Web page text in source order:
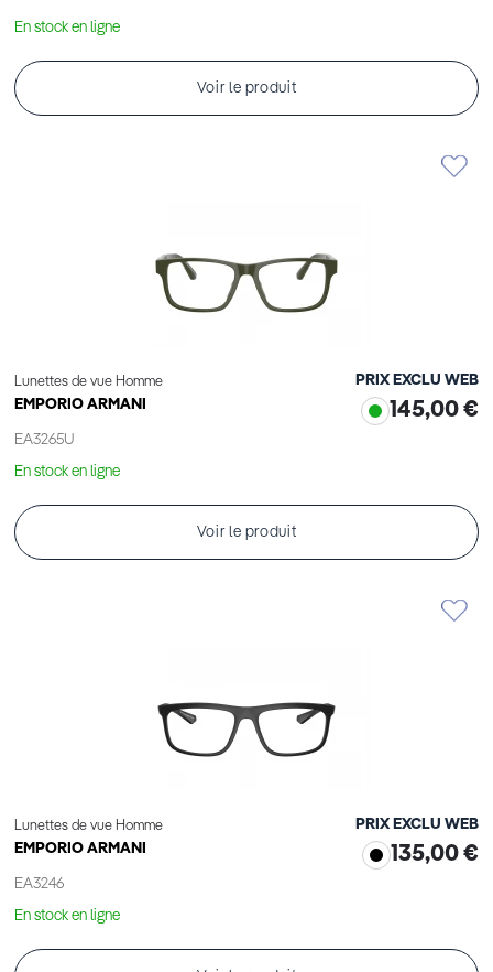
En stock en ligne
Voir le produit
Lunettes de vue Homme
EMPORIO ARMANI
EA3265U
PRIX EXCLU WEB
145,00 €
En stock en ligne
Voir le produit
Lunettes de vue Homme
EMPORIO ARMANI
EA3246
PRIX EXCLU WEB
135,00 €
En stock en ligne